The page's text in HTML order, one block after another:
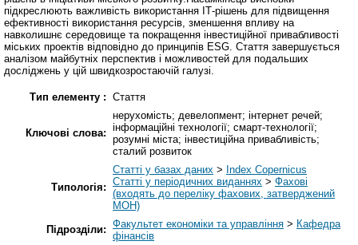
підкреслюють важливість використання ІТ-рішень для підвищення
ефективності використання ресурсів, зменшення впливу на
навколишнє середовище та покращення інвестиційної привабливості
міських проектів відповідно до принципів ESG. Стаття завершується
аналізом майбутніх перспектив і можливостей для подальших
досліджень у цій швидкозростаючій галузі.
Тип елементу : Стаття
Ключові слова:
нерухомість; девелопмент; інтернет речей;
інформаційні технології; смарт-технології;
розумні міста; інвестиційна привабливість;
сталий розвиток
Типологія:
Статті у базах даних > Index Copernicus
Статті у періодичних виданнях > Фахові
(входять до переліку фахових, затверджений
МОН)
Підрозділи: Факультет економіки та управління > Кафедра
фінансів